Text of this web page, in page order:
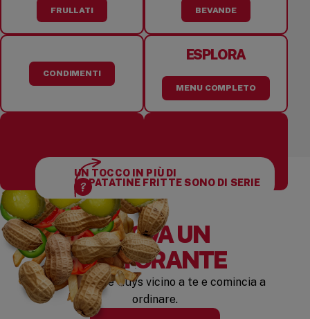
FRULLATI BEVANDE
CONDIMENTI
ESPLORA
MENU COMPLETO
UN TOCCO IN PIÙ DI
LE PATATINE FRITTE SONO DI SERIE
15 CONDIMENTI GRATIS
DA SCEGLIERE
CURIOSO DI
LE NOSTRE ARACHIDI?
TROVA UN
RISTORANTE
Trova un Five Guys vicino a te e comincia a
ordinare.